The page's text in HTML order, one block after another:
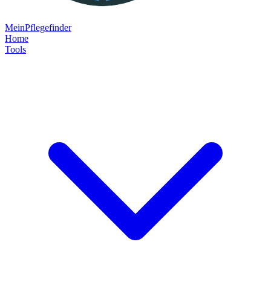
MeinPflegefinder
Home
Tools